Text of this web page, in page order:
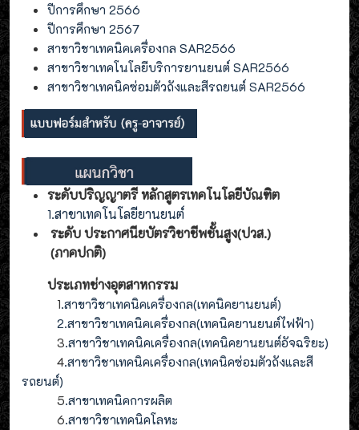
ปีการศึกษา 2566
ปีการศึกษา 2567
สาขาวิชาเทคนิคเครื่องกล SAR2566
สาขาวิชาเทคโนโลยีบริการยานยนต์ SAR2566
สาขาวิชาเทคนิคซ่อมตัวถังและสีรถยนต์ SAR2566
ระดับปริญญาตรี หลักสูตรเทคโนโลยีบัณฑิต
1.สาขาเทคโนโลยียานยนต์
ระดับ ประกาศนียบัตรวิชาชีพชั้นสูง(ปวส.)
(ภาคปกติ)
ประเภทช่างอุตสาหกรรม
1.สาขาวิชาเทคนิคเครื่องกล(เทคนิคยานยนต์)
2.สาขาวิชาเทคนิคเครื่องกล(เทคนิคยานยนต์ไฟฟ้า)
3.สาขาวิชาเทคนิคเครื่องกล(เทคนิคยานยนต์อัจฉริยะ)
4.สาขาวิชาเทคนิคเครื่องกล(เทคนิคซ่อมตัวถังและสี
รถยนต์)
5.สาขาเทคนิคการผลิต
6.สาขาวิชาเทคนิคโลหะ